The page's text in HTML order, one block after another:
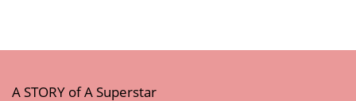
A STORY of A Superstar